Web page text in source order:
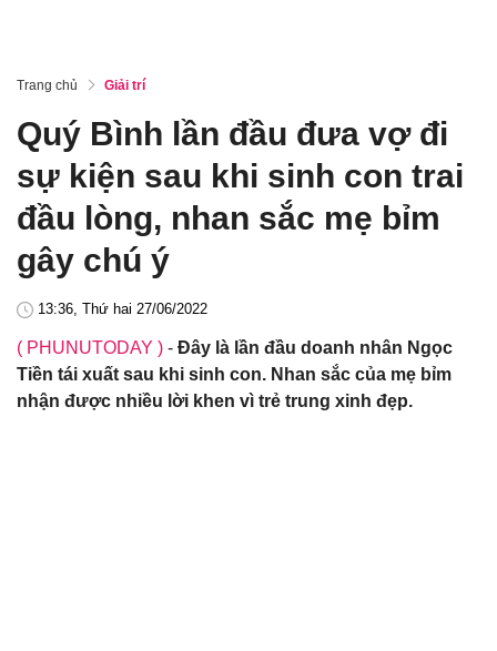
Trang chủ Giải trí
Quý Bình lần đầu đưa vợ đi
sự kiện sau khi sinh con trai
đầu lòng, nhan sắc mẹ bỉm
gây chú ý
13:36, Thứ hai 27/06/2022
( PHUNUTODAY ) - Đây là lần đầu doanh nhân Ngọc
Tiền tái xuất sau khi sinh con. Nhan sắc của mẹ bỉm
nhận được nhiều lời khen vì trẻ trung xinh đẹp.